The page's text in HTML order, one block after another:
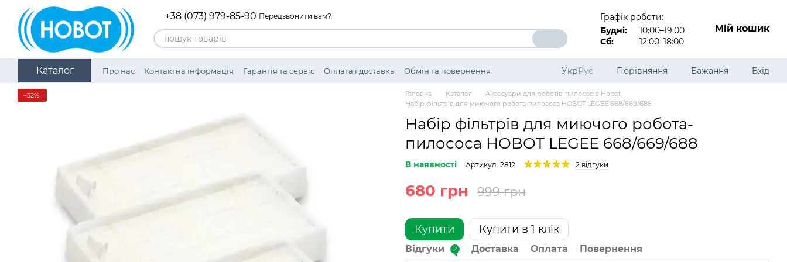
Перейти до основного контенту
+38 (073) 979-85-90 Передзвонити вам?
Графік роботи:
Будні:
10:00–19:00
Сб:
12:00–18:00
Мій кошик
Каталог Про нас Контактна інформація Гарантія та сервіс Оплата і доставка
Обмін та повернення
УкрРус Порівняння Бажання Вхід
−32% Головна Каталог
Аксесуари для роботів-пилососів Hobot
Набір фільтрів для миючого робота-пилососа HOBOT LEGEE 668/669/688
Набір фільтрів для миючого робота-
пилососа HOBOT LEGEE 668/669/688
В наявності Артикул: 2812 2 відгуки
680 грн 999 грн
Купити Купити в 1 клік
Відгуки 2 Доставка Оплата Повернення